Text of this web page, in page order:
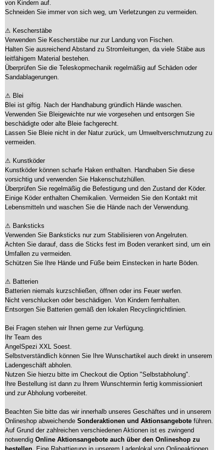
von Kindern auf.
Schneiden Sie immer von sich weg, um Verletzungen zu vermeiden.
⚠ Kescherstäbe
Verwenden Sie Kescherstäbe nur zur Landung von Fischen.
Halten Sie ausreichend Abstand zu Stromleitungen, da viele Stäbe aus
leitfähigem Material bestehen.
Überprüfen Sie die Teleskopmechanik regelmäßig auf Schäden oder
Sandablagerungen.
⚠ Blei
Blei ist giftig. Nach der Handhabung gründlich Hände waschen.
Verwenden Sie Bleigewichte nur wie vorgesehen und entsorgen Sie
beschädigte oder alte Bleie fachgerecht.
Lassen Sie Bleie nicht in der Natur zurück, um Umweltverschmutzung zu
vermeiden.
⚠ Kunstköder
Kunstköder können scharfe Haken enthalten. Handhaben Sie diese
vorsichtig und verwenden Sie Hakenschutzhüllen.
Überprüfen Sie regelmäßig die Befestigung und den Zustand der Köder.
Einige Köder enthalten Chemikalien. Vermeiden Sie den Kontakt mit
Lebensmitteln und waschen Sie die Hände nach der Verwendung.
⚠ Banksticks
Verwenden Sie Banksticks nur zum Stabilisieren von Angelruten.
Achten Sie darauf, dass die Sticks fest im Boden verankert sind, um ein
Umfallen zu vermeiden.
Schützen Sie Ihre Hände und Füße beim Einstecken in harte Böden.
⚠ Batterien
Batterien niemals kurzschließen, öffnen oder ins Feuer werfen.
Nicht verschlucken oder beschädigen. Von Kindern fernhalten.
Entsorgen Sie Batterien gemäß den lokalen Recyclingrichtlinien.
Bei Fragen stehen wir Ihnen gerne zur Verfügung.
Ihr Team des
AngelSpezi XXL Soest.
Selbstverständlich können Sie Ihre Wunschartikel auch direkt in unserem
Ladengeschäft abholen.
Nutzen Sie hierzu bitte im Checkout die Option "Selbstabholung".
Ihre Bestellung ist dann zu Ihrem Wunschtermin fertig kommissioniert
und zur Abholung vorbereitet.
Beachten Sie bitte das wir innerhalb unseres Geschäftes und in unserem
Onlineshop abweichende Sonderaktionen und Aktionsangebote führen.
Auf Grund der zahlreichen verschiedenen Aktionen ist es zwingend
notwendig Online Aktionsangebote auch über den Onlineshop zu